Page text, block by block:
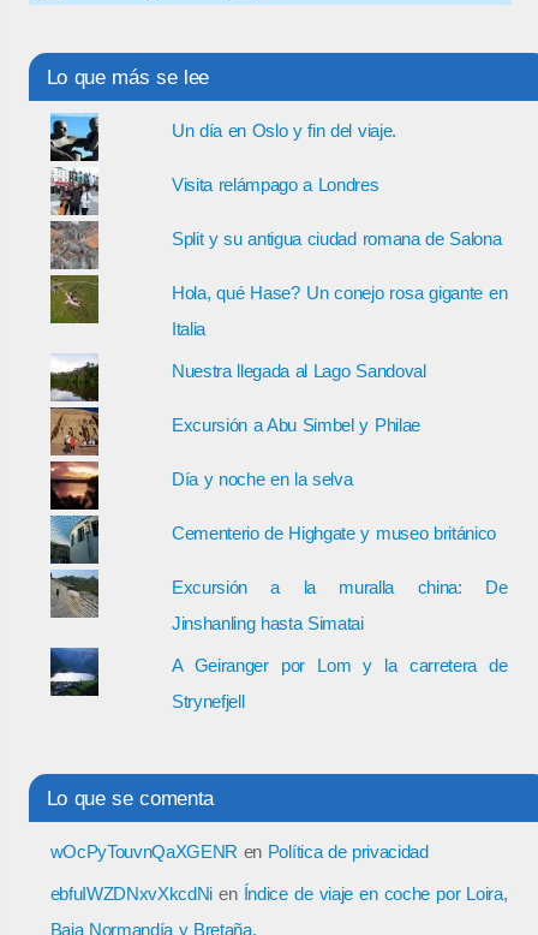
Lo que más se lee
Un día en Oslo y fin del viaje.
Visita relámpago a Londres
Split y su antigua ciudad romana de Salona
Hola, qué Hase? Un conejo rosa gigante en
Italia
Nuestra llegada al Lago Sandoval
Excursión a Abu Simbel y Philae
Día y noche en la selva
Cementerio de Highgate y museo británico
Excursión a la muralla china: De
Jinshanling hasta Simatai
A Geiranger por Lom y la carretera de
Strynefjell
Lo que se comenta
wOcPyTouvnQaXGENR en Política de privacidad
ebfuIWZDNxvXkcdNi en Índice de viaje en coche por Loira,
Baja Normandía y Bretaña.